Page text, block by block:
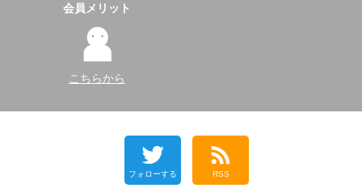
会員メリット
こちらから
フォローする RSS